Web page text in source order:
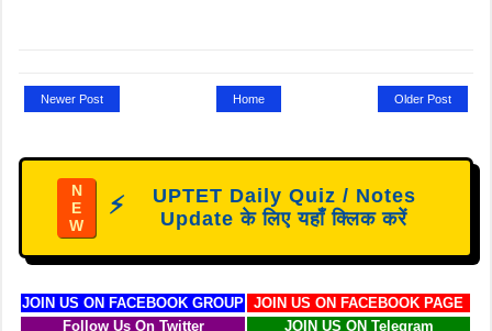
Newer Post Older Post
Home
N
E
W
⚡
UPTET Daily Quiz / Notes
Update के लिए यहाँ क्लिक करें
JOIN US ON FACEBOOK GROUP
JOIN US ON FACEBOOK PAGE
Follow Us On Twitter
JOIN US ON Telegram